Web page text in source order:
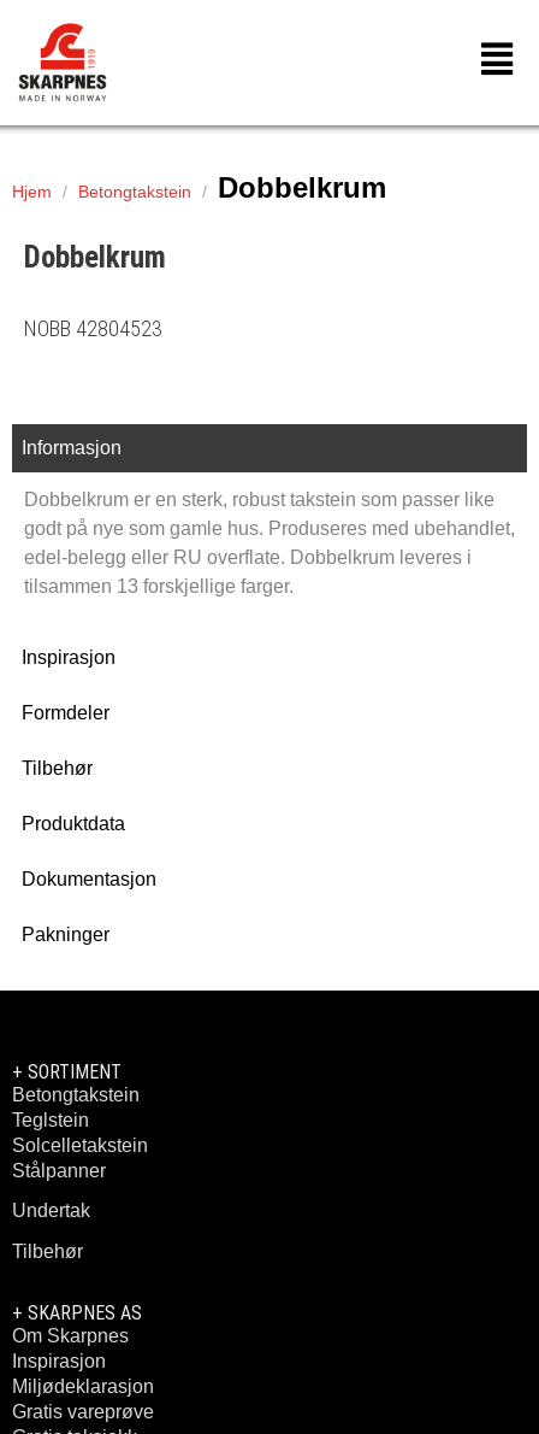
innholdet
Hjem / Betongtakstein / Dobbelkrum
Informasjon
Inspirasjon
Formdeler
Tilbehør
Produktdata
Dokumentasjon
Pakninger
Dobbelkrum er en sterk, robust takstein som passer like
godt på nye som gamle hus. Produseres med ubehandlet,
edel-belegg eller RU overflate. Dobbelkrum leveres i
tilsammen 13 forskjellige farger.
Dobbelkrum
NOBB 42804523
+ SORTIMENT
Betongtakstein
Teglstein
Solcelletakstein
Stålpanner
Undertak
Tilbehør
+ SKARPNES AS
Om Skarpnes
Inspirasjon
Miljødeklarasjon
Gratis vareprøve